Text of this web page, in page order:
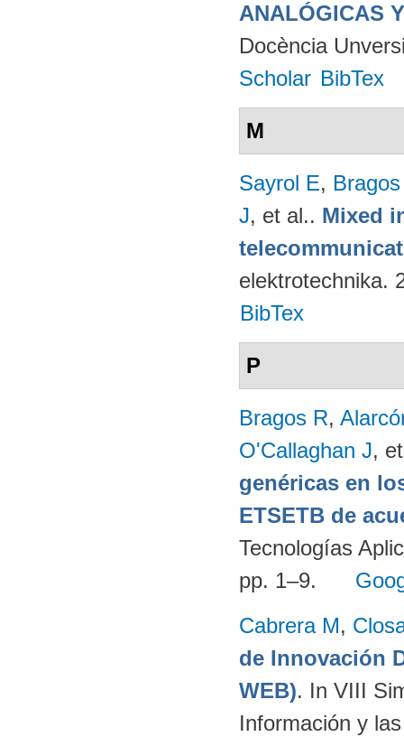
ANALÓGICAS
Docència
Scholar BibTex
M
Sayrol E,
J, et al.. Mixed
elektrotechnika.
BibTex
P
Bragos R,
O'Callaghan J,
genéricas en
ETSETB de
Tecnologías
pp. 1–9.
Cabrera M,
de Innovación
WEB). In VIII
Información y